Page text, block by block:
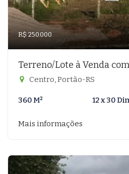
R$ 250.000
Terreno/Lote à Venda
Centro, Portão-RS
360 M² 12 x 30
Mais informações